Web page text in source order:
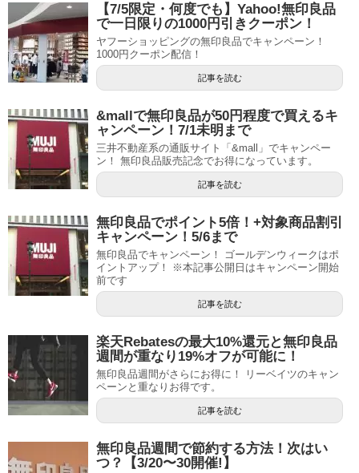
【7/5限定・何度でも】Yahoo!無印良品
で一日限りの1000円引きクーポン！
ヤフーショッピングの無印良品でキャンペーン！
1000円クーポン配信！
記事を読む
&mallで無印良品が50円程度で買えるキ
ャンペーン！7/1未明まで
三井不動産系の通販サイト「&mall」でキャンペー
ン！ 無印良品販売記念でお得になっています。
記事を読む
無印良品でポイント5倍！+対象商品割引
キャンペーン！5/6まで
無印良品でキャンペーン！ ゴールデンウィークはポ
イントアップ！ ※本記事公開日はキャンペーン開始
前です
記事を読む
楽天Rebatesの最大10%還元と無印良品
週間が重なり19%オフが可能に！
無印良品週間がさらにお得に！ リーベイツのキャン
ペーンと重なりお得です。
記事を読む
無印良品週間で節約する方法！次はい
つ？【3/20〜30開催!】